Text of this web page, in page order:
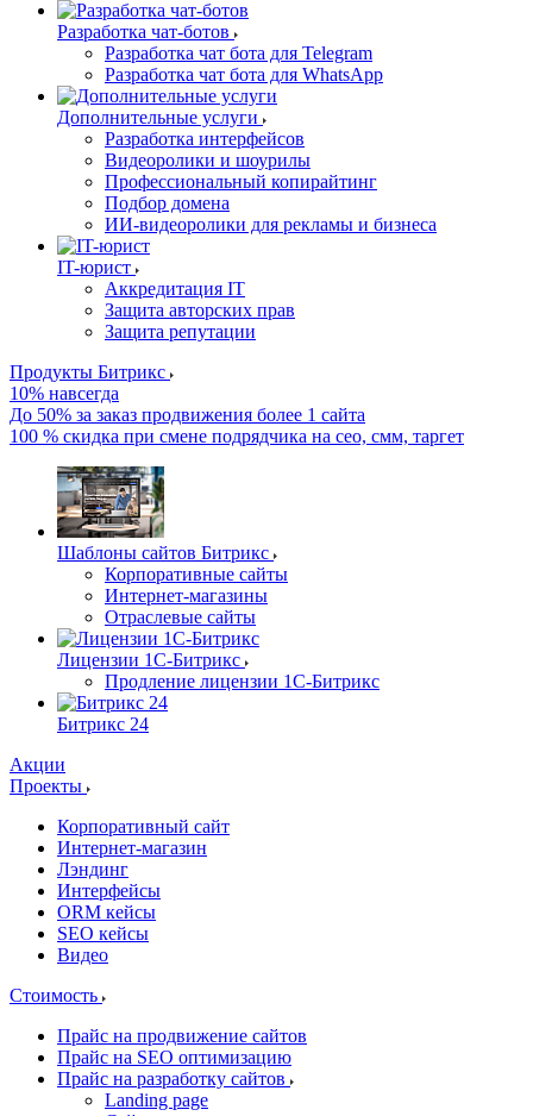
Разработка чат-ботов
Разработка чат бота для Telegram
Разработка чат бота для WhatsApp
Дополнительные услуги
Разработка интерфейсов
Видеоролики и шоурилы
Профессиональный копирайтинг
Подбор домена
ИИ-видеоролики для рекламы и бизнеса
IT-юрист
Аккредитация IT
Защита авторских прав
Защита репутации
Продукты Битрикс
10% навсегда
До 50% за заказ продвижения более 1 сайта
100 % скидка при смене подрядчика на сео, смм, таргет
Шаблоны сайтов Битрикс
Корпоративные сайты
Интернет-магазины
Отраслевые сайты
Лицензии 1С-Битрикс
Продление лицензии 1С-Битрикс
Битрикс 24
Акции
Проекты
Корпоративный сайт
Интернет-магазин
Лэндинг
Интерфейсы
ORM кейсы
SEO кейсы
Видео
Стоимость
Прайс на продвижение сайтов
Прайс на SEO оптимизацию
Прайс на разработку сайтов
Landing page